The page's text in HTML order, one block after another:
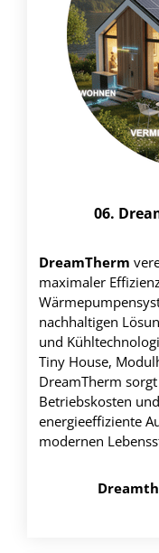
06.
DreamTherm
maximaler
nachhaltigen
und
Tiny House,
DreamTherm
Betriebskosten
energieeffiziente
modernen